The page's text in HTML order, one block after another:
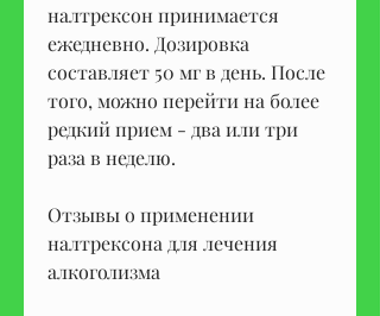
налтрексон принимается
ежедневно. Дозировка
составляет 50 мг в день. После
того, можно перейти на более
редкий прием - два или три
раза в неделю.
Отзывы о применении
налтрексона для лечения
алкоголизма